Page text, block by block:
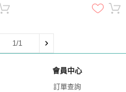
1/1
會員中心
訂單查詢